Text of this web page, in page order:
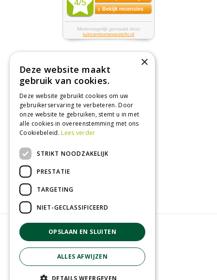
Tuincentrum
Nieuws
Tuintips
Tuincentrum
Tuinplanten
© GroenRijk Zevenaar
Green Solutions
Privacy policy
Tuincentrum overzicht
Algemene voorwaarden
×
Deze website maakt
gebruik van cookies.
Deze website gebruikt cookies om uw
gebruikerservaring te verbeteren. Door
onze website te gebruiken, stemt u in met
alle cookies in overeenstemming met ons
Cookiebeleid.Lees verder
STRIKT NOODZAKELIJK
PRESTATIE
TARGETING
NIET-GECLASSIFICEERD
OPSLAAN EN SLUITEN
ALLES AFWIJZEN
DETAILS WEERGEVEN